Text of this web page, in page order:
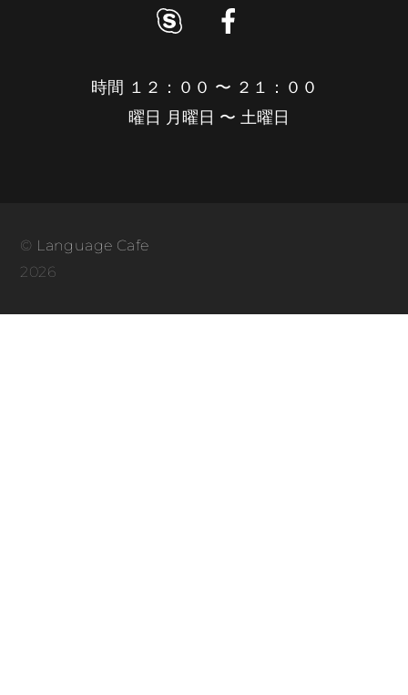
時間 １２：００ 〜 ２１：００
曜日 月曜日 〜 土曜日
© Language Cafe
2026